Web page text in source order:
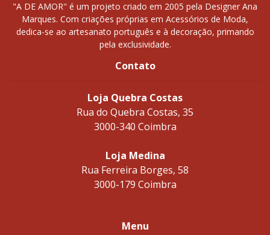
"A DE AMOR" é um projeto criado em 2005 pela Designer Ana
Marques. Com criações próprias em Acessórios de Moda,
dedica-se ao artesanato português e à decoração, primando
pela exclusividade.
Contato
Loja Quebra Costas
Rua do Quebra Costas, 35
3000-340 Coimbra
Loja Medina
Rua Ferreira Borges, 58
3000-179 Coimbra
Menu